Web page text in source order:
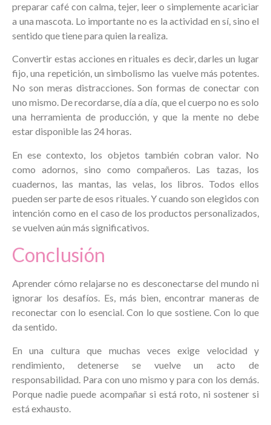
preparar café con calma, tejer, leer o simplemente acariciar
a una mascota. Lo importante no es la actividad en sí, sino el
sentido que tiene para quien la realiza.
Convertir estas acciones en rituales es decir, darles un lugar
fijo, una repetición, un simbolismo las vuelve más potentes.
No son meras distracciones. Son formas de conectar con
uno mismo. De recordarse, día a día, que el cuerpo no es solo
una herramienta de producción, y que la mente no debe
estar disponible las 24 horas.
En ese contexto, los objetos también cobran valor. No
como adornos, sino como compañeros. Las tazas, los
cuadernos, las mantas, las velas, los libros. Todos ellos
pueden ser parte de esos rituales. Y cuando son elegidos con
intención como en el caso de los productos personalizados,
se vuelven aún más significativos.
Conclusión
Aprender cómo relajarse no es desconectarse del mundo ni
ignorar los desafíos. Es, más bien, encontrar maneras de
reconectar con lo esencial. Con lo que sostiene. Con lo que
da sentido.
En una cultura que muchas veces exige velocidad y
rendimiento, detenerse se vuelve un acto de
responsabilidad. Para con uno mismo y para con los demás.
Porque nadie puede acompañar si está roto, ni sostener si
está exhausto.